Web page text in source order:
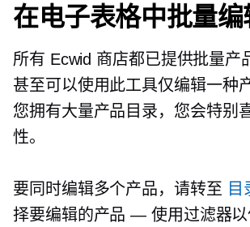
在电子表格中批量
所有 Ecwid 商店都已提供批量产
甚至可以使用此工具仅编辑一种
您拥有大量产品目录，您会特别
性。
要同时编辑多个产品，请转至
择要编辑的产品 — 使用过滤器以